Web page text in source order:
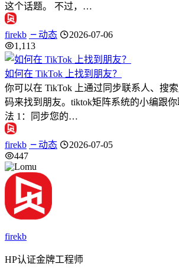
这个话题。 不过，…
firekb 动态
2026-07-06
1,113
如何在 TikTok 上找到朋友？
你可以在 TikTok 上通过同步联系人、搜
码来找到朋友。tiktok矩阵系统的小编跟
法 1：同步您的…
firekb 动态
2026-07-05
447
firekb
HP认证金牌工程师